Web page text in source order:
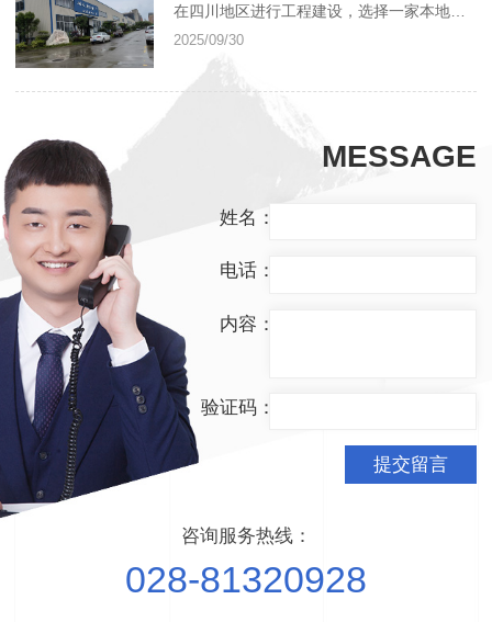
在四川地区进行工程建设，选择一家本地的、可靠的抗震支架供应商，不仅能..产品质量，更能享受到及时的技术支持和售后服务。作为扎根四川的专业抗震支架厂家——四川鸿久金建筑工程有限公司，我们以品质和服务赢得市场。为什么选择本地厂家直供？ 响应迅速： 对于现场尺寸变更、补货等紧急需求，本地厂家能快速反应，不耽误工期。 成本优化
2025/09/30
MESSAGE
姓名：
电话：
内容：
验证码：
提交留言
咨询服务热线：
028-81320928